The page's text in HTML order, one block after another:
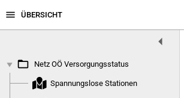
menu ÜBERSICHT
arrow_left
play_arrow folder_open Netz OÖ Versorgungsstatus
Spannungslose Stationen